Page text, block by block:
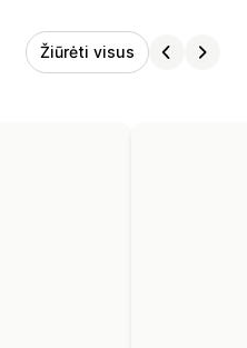
Žiūrėti visus